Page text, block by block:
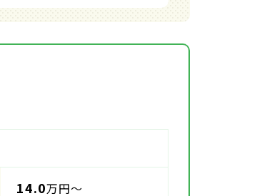
14.0万円～